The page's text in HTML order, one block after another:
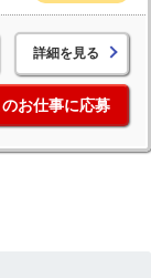
詳細を見る
のお仕事に応募